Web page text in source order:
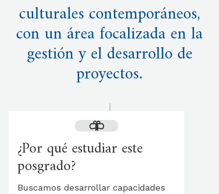
culturales contemporáneos,
con un área focalizada en la
gestión y el desarrollo de
proyectos.
¿Por qué estudiar este
posgrado?
Buscamos desarrollar capacidades